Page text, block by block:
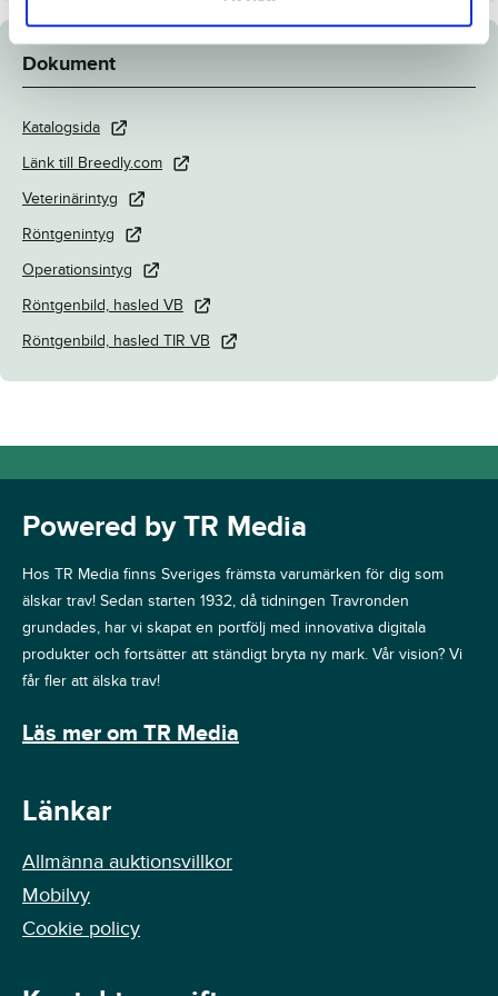
Dokument
Katalogsida
Länk till Breedly.com
Veterinärintyg
Röntgenintyg
Operationsintyg
Röntgenbild, hasled VB
Röntgenbild, hasled TIR VB
Powered by TR Media
Hos TR Media finns Sveriges främsta varumärken för dig som
älskar trav! Sedan starten 1932, då tidningen Travronden
grundades, har vi skapat en portfölj med innovativa digitala
produkter och fortsätter att ständigt bryta ny mark. Vår vision? Vi
får fler att älska trav!
Läs mer om TR Media
Länkar
Allmänna auktionsvillkor
Mobilvy
Cookie policy